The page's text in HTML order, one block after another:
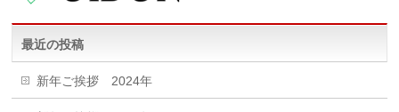
最近の投稿
新年ご挨拶 2024年